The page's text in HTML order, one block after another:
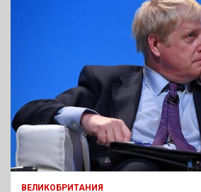
ВЕЛИКОБРИТАНИЯ